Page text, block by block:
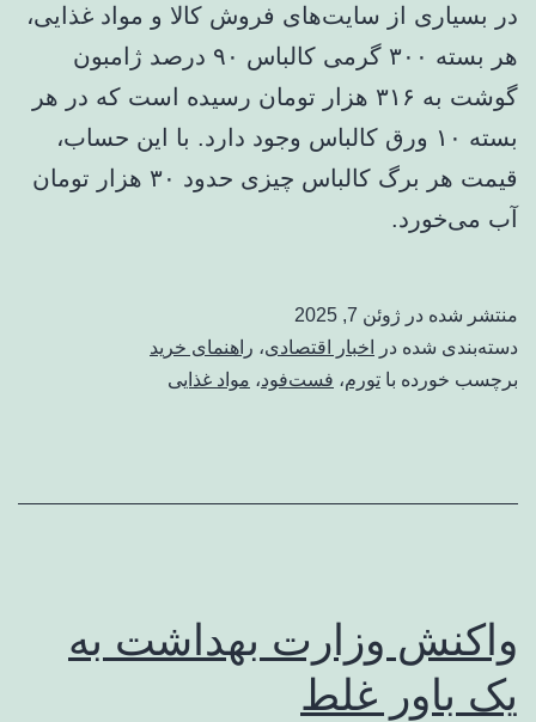
در بسیاری از سایت‌های فروش کالا و مواد غذایی،
هر بسته ۳۰۰ گرمی کالباس ۹۰ درصد ژامبون
گوشت به ۳۱۶ هزار تومان رسیده است که در هر
بسته ۱۰ ورق کالباس وجود دارد. با این حساب،
قیمت هر برگ کالباس چیزی حدود ۳۰ هزار تومان
آب می‌خورد.
منتشر شده در ژوئن 7, 2025
دسته‌بندی شده در
اخبار اقتصادی، راهنمای خريد
برچسب خورده با تورم، فست‌فود، مواد غذایی
واکنش وزارت بهداشت به
یک باور غلط